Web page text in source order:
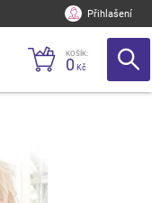
Přihlašení
KOŠÍK:
0 Kč